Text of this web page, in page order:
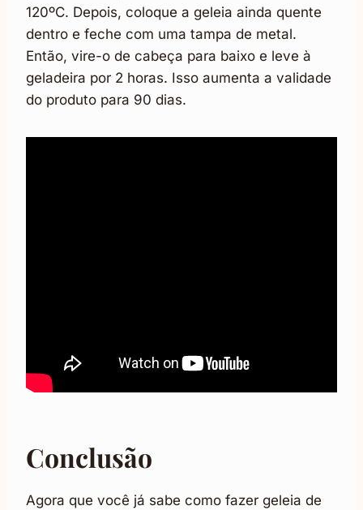
120ºC. Depois, coloque a geleia ainda quente
dentro e feche com uma tampa de metal.
Então, vire-o de cabeça para baixo e leve à
geladeira por 2 horas. Isso aumenta a validade
do produto para 90 dias.
Conclusão
Agora que você já sabe como fazer geleia de